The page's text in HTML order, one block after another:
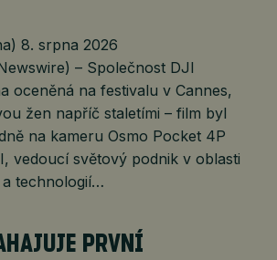
8. srpna 2026
– Společnost DJI
oceněná na festivalu v Cannes,
žen napříč staletími – film byl
na kameru Osmo Pocket 4P
vedoucí světový podnik v oblasti
technologií…
PRVNÍ